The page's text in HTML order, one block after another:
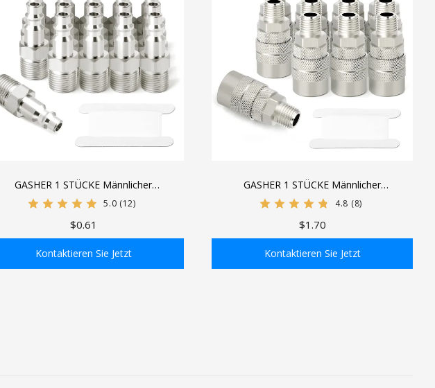
GASHER 1 STÜCKE Männlicher
Industrieluftstecker, 1/4-Zoll-Hochfluss-
5.0 (12)
$0.61
Kontaktieren Sie Jetzt
GASHER 1 STÜCKE Männlicher
Industriekoppler, 1/4 Basic Flow Quick
4.8 (8)
$1.70
Kontaktieren Sie Jetzt